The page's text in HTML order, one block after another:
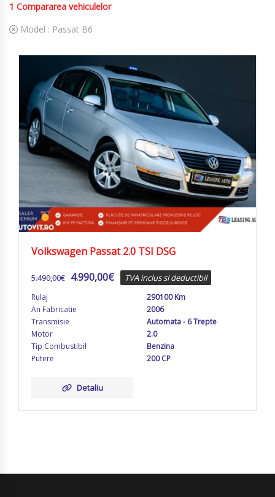
1 Compararea vehiculelor
Model : Passat B6
Volkswagen Passat 2.0 TSI DSG
5.490,00€ 4.990,00€ TVA inclus si deductibil
Rulaj
290100 Km
An Fabricatie
2006
Transmisie
Automata - 6 Trepte
Motor
2.0
Tip Combustibil
Benzina
Putere
200 CP
Detaliu